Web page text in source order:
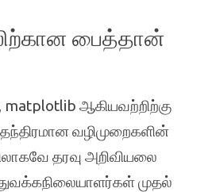
பைத்தான்
matplotlib ஆகியவற்றிற்கு
தந்திரமான வழிமுறைகளின்
தரவு அறிவியலை
துவக்கநிலையாளர்கள் முதல்